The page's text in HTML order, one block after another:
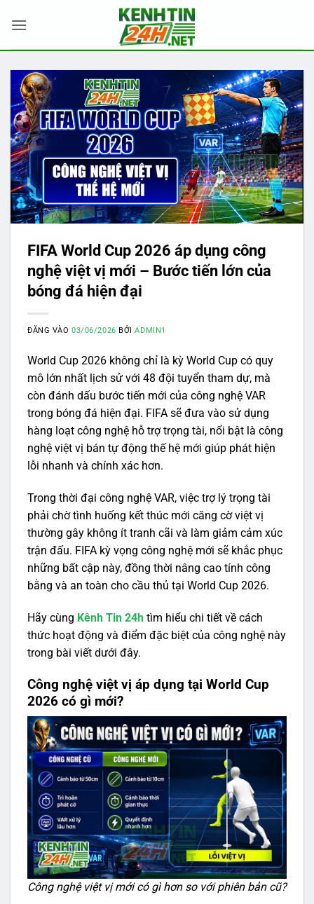
qua
FIFA World Cup 2026 áp dụng công
nghệ việt vị mới – Bước tiến lớn của
bóng đá hiện đại
ĐĂNG VÀO03/06/2026 BỞIADMIN1
World Cup 2026 không chỉ là kỳ World Cup có quy
mô lớn nhất lịch sử với 48 đội tuyển tham dự, mà
còn đánh dấu bước tiến mới của công nghệ VAR
trong bóng đá hiện đại. FIFA sẽ đưa vào sử dụng
hàng loạt công nghệ hỗ trợ trọng tài, nổi bật là công
nghệ việt vị bán tự động thế hệ mới giúp phát hiện
lỗi nhanh và chính xác hơn.
Trong thời đại công nghệ VAR, việc trợ lý trọng tài
phải chờ tình huống kết thúc mới căng cờ việt vị
thường gây không ít tranh cãi và làm giảm cảm xúc
trận đấu. FIFA kỳ vọng công nghệ mới sẽ khắc phục
những bất cập này, đồng thời nâng cao tính công
bằng và an toàn cho cầu thủ tại World Cup 2026.
Hãy cùng Kênh Tin 24h tìm hiểu chi tiết về cách
thức hoạt động và điểm đặc biệt của công nghệ này
trong bài viết dưới đây.
Công nghệ việt vị áp dụng tại World Cup
2026 có gì mới?
Công nghệ việt vị mới có gì hơn so với phiên bản cũ?